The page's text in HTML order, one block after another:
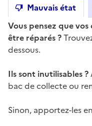
Mauvais état
Vous pensez que
être réparés ?
dessous.
Ils sont inutilisables ?
bac de collecte ou
Sinon, apportez-les